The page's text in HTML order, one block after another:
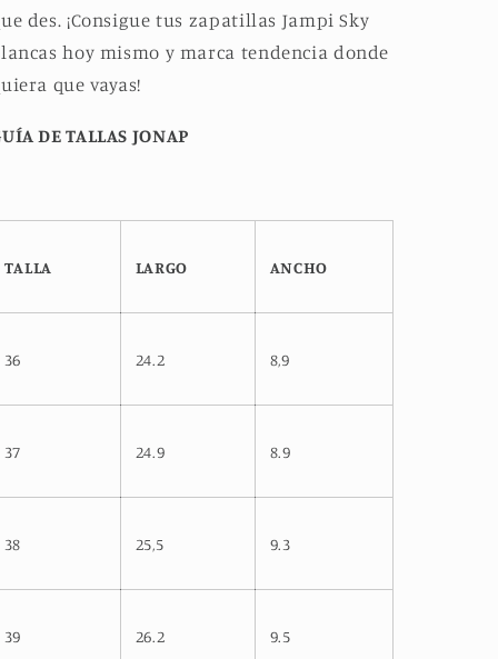
des. ¡Consigue tus zapatillas Jampi Sky
hoy mismo y marca tendencia donde
que vayas!
DE TALLAS JONAP
TALLA LARGO ANCHO
36 24.2 8,9
37 24.9 8.9
38 25,5 9.3
39 26.2 9.5